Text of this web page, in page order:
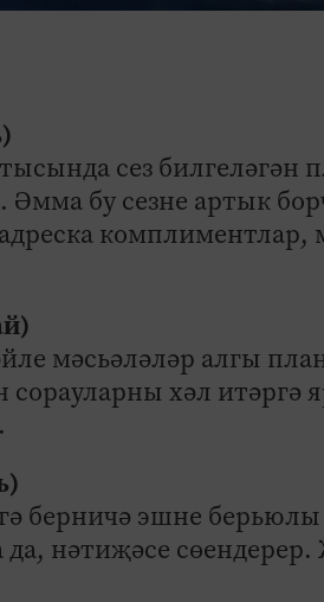
сез билгеләгән
бу сезне артык
комплиментлар,
мәсьәләләр алгы
хәл итәргә
берничә эшне
нәтиҗәсе сөендерер.